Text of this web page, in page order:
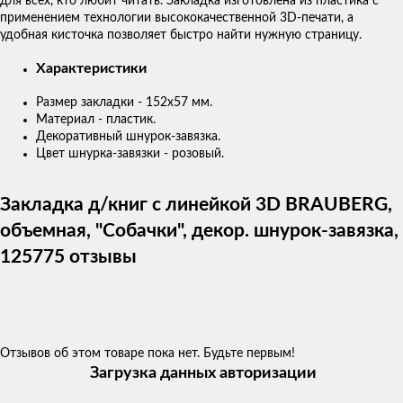
применением технологии высококачественной 3D-печати, а
удобная кисточка позволяет быстро найти нужную страницу.
Характеристики
Размер закладки - 152х57 мм.
Материал - пластик.
Декоративный шнурок-завязка.
Цвет шнурка-завязки - розовый.
Закладка д/книг с линейкой 3D BRAUBERG,
объемная, "Собачки", декор. шнурок-завязка,
125775 отзывы
Отзывов об этом товаре пока нет. Будьте первым!
Загрузка данных авторизации